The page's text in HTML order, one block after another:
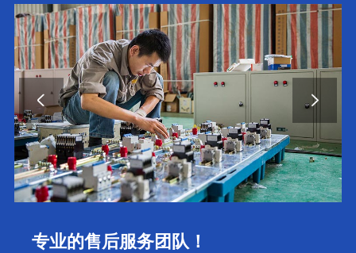
经营理念、宗旨及质量方针！